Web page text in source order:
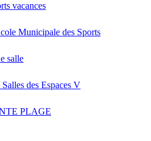
vacances
Municipale des Sports
salle
Salles des Espaces V
PLAGE